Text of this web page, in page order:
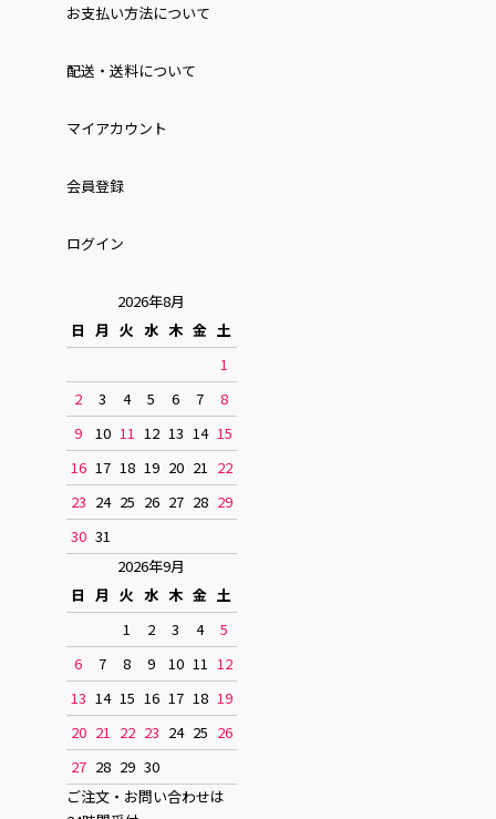
お⽀払い⽅法について
配送・送料について
マイアカウント
会員登録
ログイン
2026年8月
日
月 火 水 木 金 土
1
2
3 4 5 6 7
8
9
10 11 12 13 14 15
16 17 18 19 20 21
22
23 24 25 26 27 28 29
30 31
2026年9月
日
月 火 水 木 金 土
1
2 3 4
5
6
7 8 9 10 11
12
13 14 15 16 17 18 19
20 21 22 23 24 25 26
27 28 29 30
ご注文・お問い合わせは